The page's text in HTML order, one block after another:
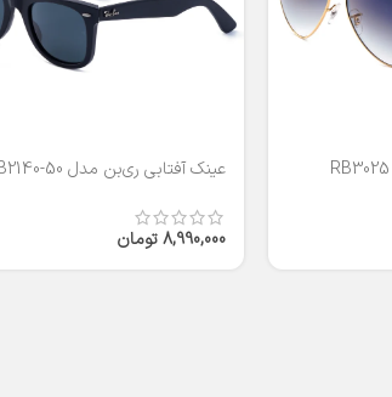
عینک آفتابی ری‌بن مدل RB2140-50
8,990,000 تومان